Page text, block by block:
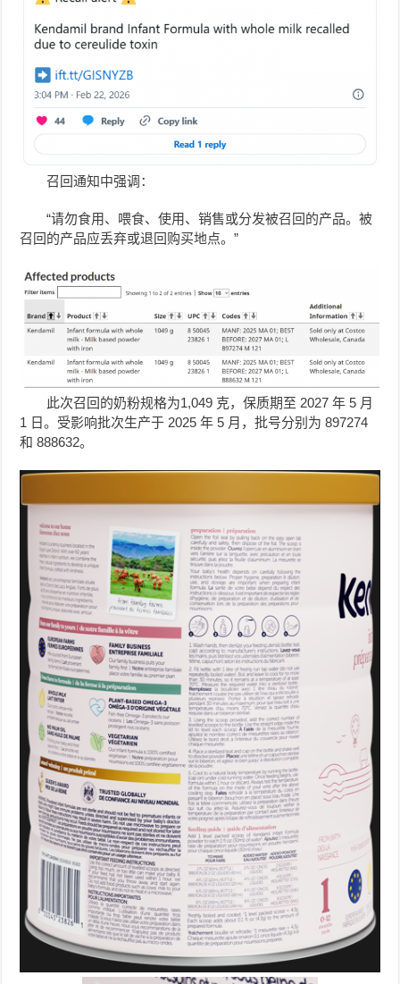
召回通知中强调：
“请勿食用、喂食、使用、销售或分发被召回的产品。被
召回的产品应丢弃或退回购买地点。”
此次召回的奶粉规格为1,049 克，保质期至 2027 年 5 月
1 日。受影响批次生产于 2025 年 5 月，批号分别为 897274
和 888632。